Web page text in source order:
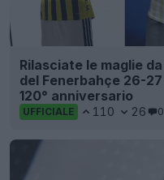
Rilasciate le maglie
del Fenerbahçe 26-
120° anniversario
UFFICIALE 110 26 0